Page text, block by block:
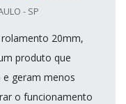
- SP
20mm,
produto que
geram menos
o funcionamento